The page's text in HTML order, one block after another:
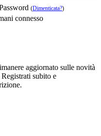
(Dimenticata?)
connesso
aggiornato sulle novità
subito e